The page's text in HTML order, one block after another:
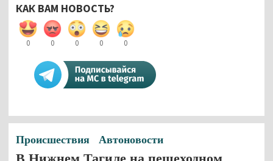
КАК ВАМ НОВОСТЬ?
0 0 0 0 0
Происшествия Автоновости